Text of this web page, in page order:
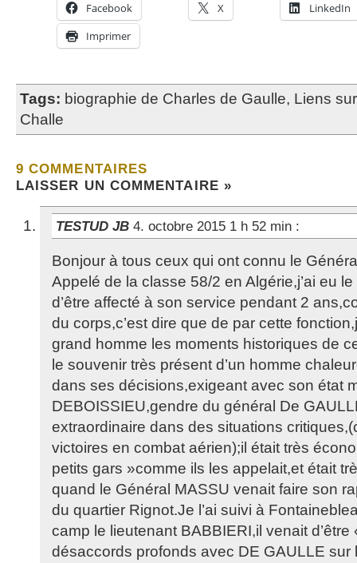
Facebook X
LinkedIn
Imprimer
Tags: biographie de Charles de Gaulle, Liens
Challe
9 COMMENTAIRES
LAISSER UN COMMENTAIRE »
TESTUD JB 4. octobre 2015 1 h 52 min :
Bonjour à tous ceux qui ont connu le
Appelé de la classe 58/2 en Algérie,j’ai eu
d’être affecté à son service pendant 2
du corps,c’est dire que de par cette
grand homme les moments historiques de
le souvenir très présent d’un homme
dans ses décisions,exigeant avec son état
DEBOISSIEU,gendre du général De
extraordinaire dans des situations
victoires en combat aérien);il était très
petits gars »comme ils les appelait,et était
quand le Général MASSU venait faire son
du quartier Rignot.Je l’ai suivi à
camp le lieutenant BABBIERI,il venait
désaccords profonds avec DE GAULLE sur